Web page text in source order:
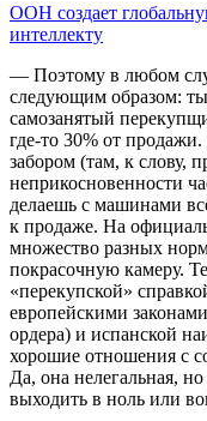
ООН создает
интеллекту
— Поэтому в любом
следующим образом:
самозанятый
где-то 30% от
забором (там, к слову,
неприкосновенности
делаешь с машинами
к продаже. На
множество разных
покрасочную камеру.
«перекупской»
европейскими
ордера) и испанской
хорошие отношения с
Да, она нелегальная,
выходить в ноль или